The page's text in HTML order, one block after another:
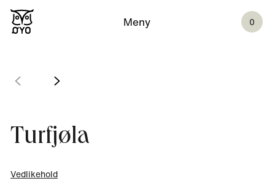
Meny 0
Turfjøla
Vedlikehold